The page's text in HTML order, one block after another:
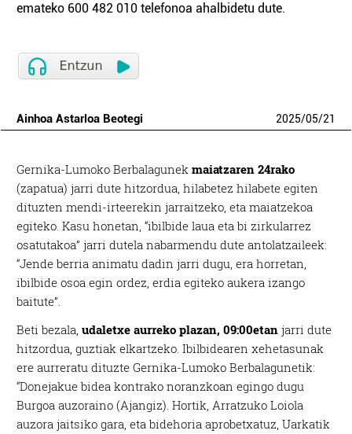
emateko 600 482 010 telefonoa ahalbidetu dute.
Ainhoa Astarloa Beotegi 2025/05/21
Gernika-Lumoko Berbalagunekmaiatzaren 24rako
(zapatua) jarri dute hitzordua, hilabetez hilabete egiten
dituzten mendi-irteerekin jarraitzeko, eta maiatzekoa
egiteko. Kasu honetan, “ibilbide laua eta bi zirkularrez
osatutakoa” jarri dutela nabarmendu dute antolatzaileek:
“Jende berria animatu dadin jarri dugu, era horretan,
ibilbide osoa egin ordez, erdia egiteko aukera izango
baitute”.
Beti bezala,udaletxe aurreko plazan, 09:00etan jarri dute
hitzordua, guztiak elkartzeko. Ibilbidearen xehetasunak
ere aurreratu dituzte Gernika-Lumoko Berbalagunetik:
“Donejakue bidea kontrako noranzkoan egingo dugu
Burgoa auzoraino (Ajangiz). Hortik, Arratzuko Loiola
auzora jaitsiko gara, eta bidehoria aprobetxatuz, Uarkatik